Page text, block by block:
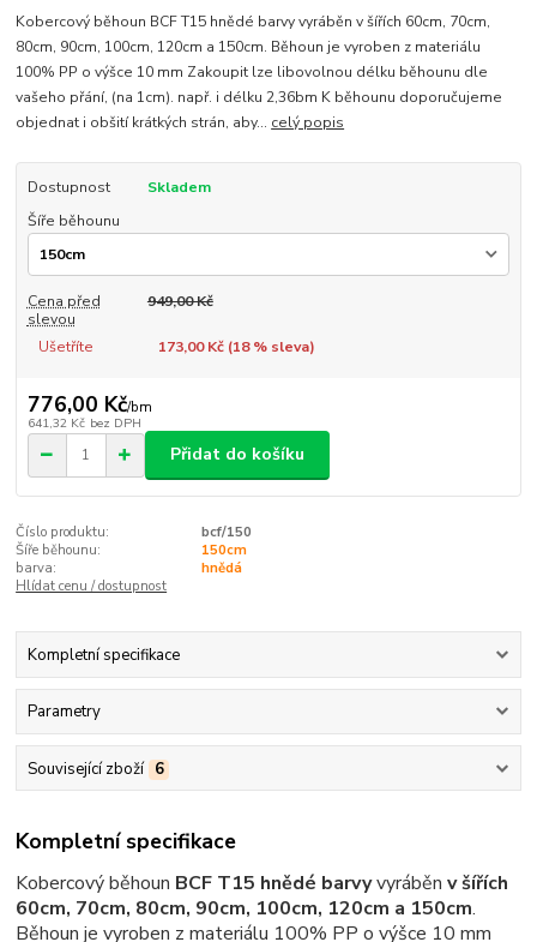
Kobercový běhoun BCF T15 hnědé barvy vyráběn v šířích 60cm, 70cm,
80cm, 90cm, 100cm, 120cm a 150cm. Běhoun je vyroben z materiálu
100% PP o výšce 10 mm Zakoupit lze libovolnou délku běhounu dle
vašeho přání, (na 1cm). např. i délku 2,36bm K běhounu doporučujeme
objednat i obšití krátkých strán, aby... celý popis
Dostupnost
Skladem
Šíře běhounu
Cena před
slevou
949,00 Kč
Ušetříte 173,00 Kč (18% sleva)
776,00 Kč/bm
641,32 Kč bez DPH
Přidat do košíku
Číslo produktu:
bcf/150
Šíře běhounu:
150cm
barva:
hnědá
Hlídat cenu / dostupnost
Kompletní specifikace
Parametry
Související zboží 6
Kompletní specifikace
Kobercový běhoun BCF T15 hnědé barvyvyráběnv šířích
60cm, 70cm, 80cm, 90cm, 100cm, 120cm a 150cm.
Běhoun je vyroben z materiálu 100% PP o výšce 10 mm